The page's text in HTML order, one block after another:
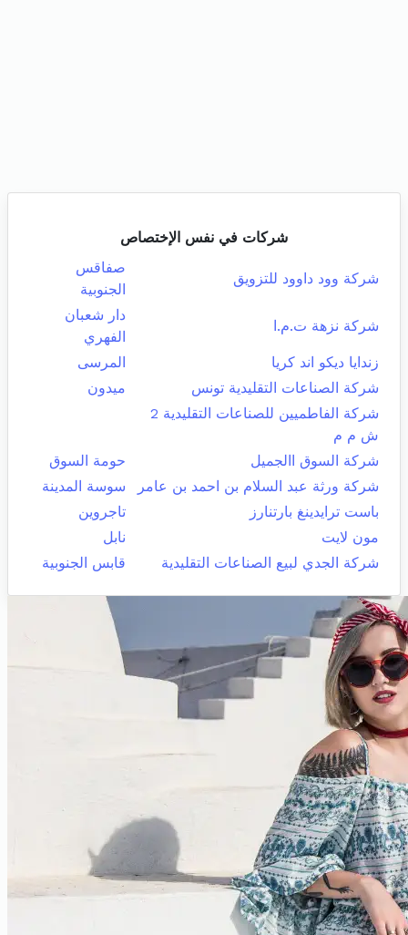
شركات في نفس الإختصاص
شركة وود داوود للتزويق
صفاقس
الجنوبية
شركة نزهة ت.م.ا
دار شعبان
الفهري
زندايا ديكو اند كريا
المرسى
شركة الصناعات التقليدية تونس
ميدون
شركة الفاطميين للصناعات التقليدية 2
ش م م
شركة السوق االجميل
حومة السوق
شركة ورثة عبد السلام بن احمد بن عامر
سوسة المدينة
باست ترايدينغ بارتنارز
تاجروين
مون لايت
نابل
شركة الجدي لبيع الصناعات التقليدية
قابس الجنوبية